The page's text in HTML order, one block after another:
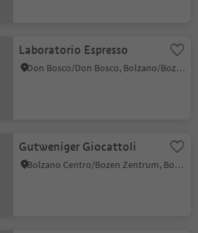
Laboratorio Espresso
Don Bosco/Don Bosco, Bolzano/Bozen, Bolzano/Bozen and environs
Gutweniger Giocattoli
Bolzano Centro/Bozen Zentrum, Bolzano/Bozen, Bolzano/Bozen and environs